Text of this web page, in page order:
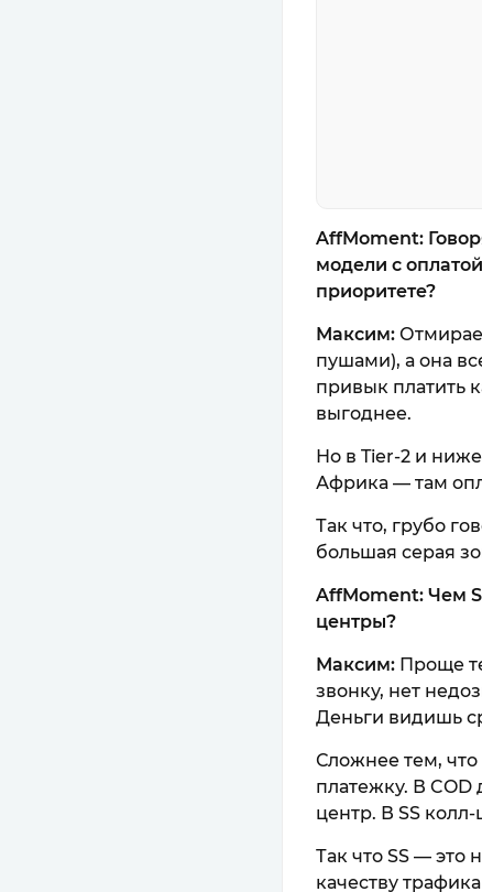
AffMoment:
модели с
приоритете?
Максим:
пушами), а она
привык платить
выгоднее.
Но в Tier-2 и
Африка — там
Так что, грубо
большая серая
AffMoment: Чем
центры?
Максим: Проще
звонку, нет
Деньги видишь
Сложнее тем, что
платежку. В
центр. В SS
Так что SS — это
качеству